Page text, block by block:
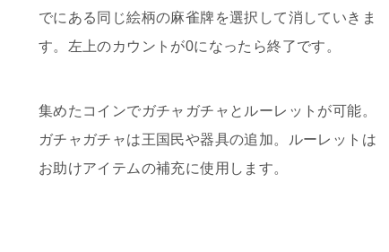
でにある同じ絵柄の麻雀牌を選択して消していきま
す。左上のカウントが0になったら終了です。
集めたコインでガチャガチャとルーレットが可能。
ガチャガチャは王国民や器具の追加。ルーレットは
お助けアイテムの補充に使用します。